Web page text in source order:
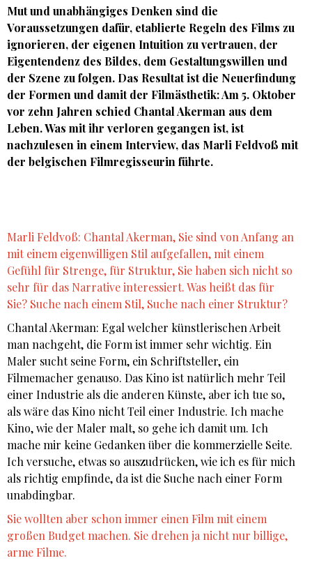
Mut und unabhängiges Denken sind die
Voraussetzungen dafür, etablierte Regeln des Films zu
ignorieren, der eigenen Intuition zu vertrauen, der
Eigentendenz des Bildes, dem Gestaltungswillen und
der Szene zu folgen. Das Resultat ist die Neuerfindung
der Formen und damit der Filmästhetik: Am 5. Oktober
vor zehn Jahren schied Chantal Akerman aus dem
Leben. Was mit ihr verloren gegangen ist, ist
nachzulesen in einem Interview, das Marli Feldvoß mit
der belgischen Filmregisseurin führte.
Marli Feldvoß: Chantal Akerman, Sie sind von Anfang an
mit einem eigenwilligen Stil aufgefallen, mit einem
Gefühl für Strenge, für Struktur, Sie haben sich nicht so
sehr für das Narrative interessiert. Was heißt das für
Sie? Suche nach einem Stil, Suche nach einer Struktur?
Chantal Akerman: Egal welcher künstlerischen Arbeit
man nachgeht, die Form ist immer sehr wichtig. Ein
Maler sucht seine Form, ein Schriftsteller, ein
Filmemacher genauso. Das Kino ist natürlich mehr Teil
einer Industrie als die anderen Künste, aber ich tue so,
als wäre das Kino nicht Teil einer Industrie. Ich mache
Kino, wie der Maler malt, so gehe ich damit um. Ich
mache mir keine Gedanken über die kommerzielle Seite.
Ich versuche, etwas so auszudrücken, wie ich es für mich
als richtig empfinde, da ist die Suche nach einer Form
unabdingbar.
Sie wollten aber schon immer einen Film mit einem
großen Budget machen. Sie drehen ja nicht nur billige,
arme Filme.